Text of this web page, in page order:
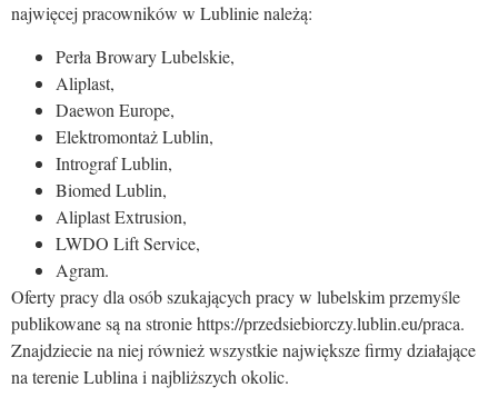
najwięcej pracowników w Lublinie należą:
Perła Browary Lubelskie,
Aliplast,
Daewon Europe,
Elektromontaż Lublin,
Intrograf Lublin,
Biomed Lublin,
Aliplast Extrusion,
LWDO Lift Service,
Agram.
Oferty pracy dla osób szukających pracy w lubelskim przemyśle
publikowane są na stronie https://przedsiebiorczy.lublin.eu/praca.
Znajdziecie na niej również wszystkie największe firmy działające
na terenie Lublina i najbliższych okolic.